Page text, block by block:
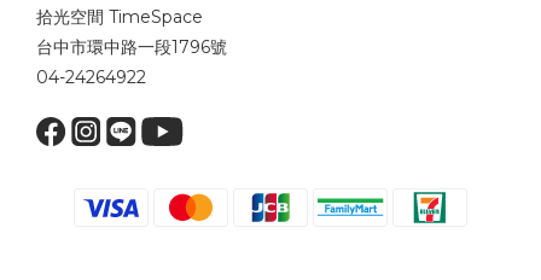
拾光空間 TimeSpace
台中市環中路一段1796號
04-24264922